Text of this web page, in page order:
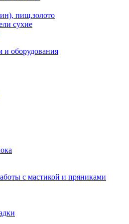
пищ.золото
сухие
и оборудования
с мастикой и пряниками